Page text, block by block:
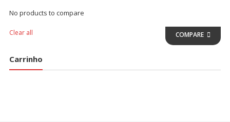
No products to compare
Clear all COMPARE
Carrinho